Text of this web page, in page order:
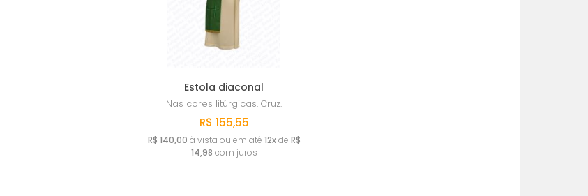
Estola diaconal
Nas cores litúrgicas. Cruz.
R$ 155,55
R$ 140,00 à vista ou em até 12xde R$
14,98 com juros